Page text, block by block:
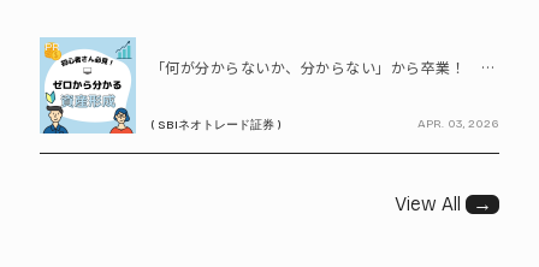
PR
「何が分からないか、分からない」から卒業！ SBIネオトレード証券で学ぶ、はじめての資産形成
( SBIネオトレード証券 ) APR. 03, 2026
View All →